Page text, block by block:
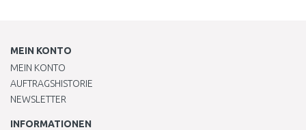
MEIN KONTO
MEIN KONTO
AUFTRAGSHISTORIE
NEWSLETTER
INFORMATIONEN